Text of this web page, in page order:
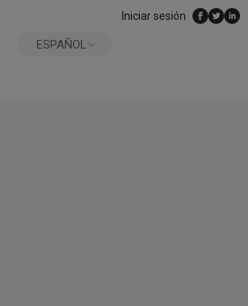
ESPAÑOL
Iniciar sesión